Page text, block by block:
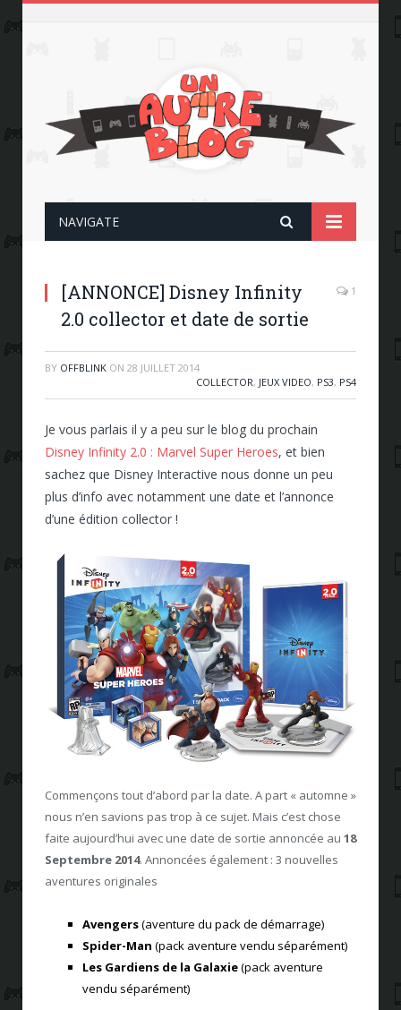
NAVIGATE
[ANNONCE] Disney Infinity
2.0 collector et date de sortie
1
BY OFFBLINK ON 28 JUILLET 2014
COLLECTOR, JEUX VIDEO, PS3, PS4
Je vous parlais il y a peu sur le blog du prochain
Disney Infinity 2.0 : Marvel Super Heroes, et bien
sachez que Disney Interactive nous donne un peu
plus d’info avec notamment une date et l’annonce
d’une édition collector !
Commençons tout d’abord par la date. A part « automne »
nous n’en savions pas trop à ce sujet. Mais c’est chose
faite aujourd’hui avec une date de sortie annoncée au 18
Septembre 2014. Annoncées également : 3 nouvelles
aventures originales
Avengers(aventure du pack de démarrage)
Spider-Man (pack aventure vendu séparément)
Les Gardiens de la Galaxie(pack aventure
vendu séparément)